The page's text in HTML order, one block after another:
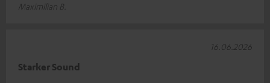
Maximilian B.
Starker Sound
16.06.2026